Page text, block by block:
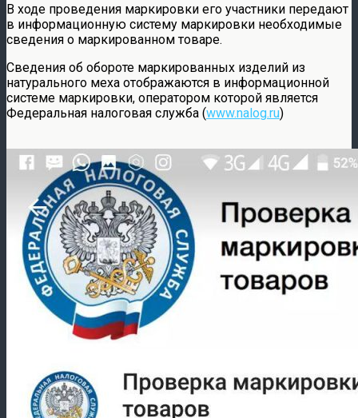
В ходе проведения маркировки его участники передают
в информационную систему маркировки необходимые
сведения о маркированном товаре.
Сведения об обороте маркированных изделий из
натурального меха отображаются в информационной
системе маркировки, оператором которой является
Федеральная налоговая служба (www.nalog.ru)